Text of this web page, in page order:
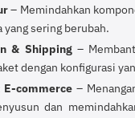
– Memindahkan
sering berubah.
& Shipping–
dengan konfigurasi
commerce –
dan